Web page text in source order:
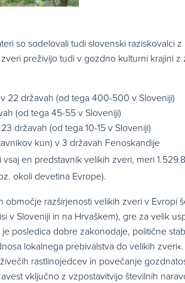
so sodelovali tudi slovenski raziskovalci
preživijo tudi v gozdno kulturni krajini
22 državah (od tega 400-500 v Sloveniji)
(od tega 45-55 v Sloveniji)
državah (od tega 10-15 v Sloveniji)
kun) v 3 državah Fenoskandije
en predstavnik velikih zveri, meri
okoli devetina Evrope).
območje razširjenosti velikih zveri v
v Sloveniji in na Hrvaškem), gre za velik
je posledica dobre zakonodaje, politične
lokalnega prebivalstva do velikih
rastlinojedcev in povečanje
vključno z vzpostavitvijo številnih